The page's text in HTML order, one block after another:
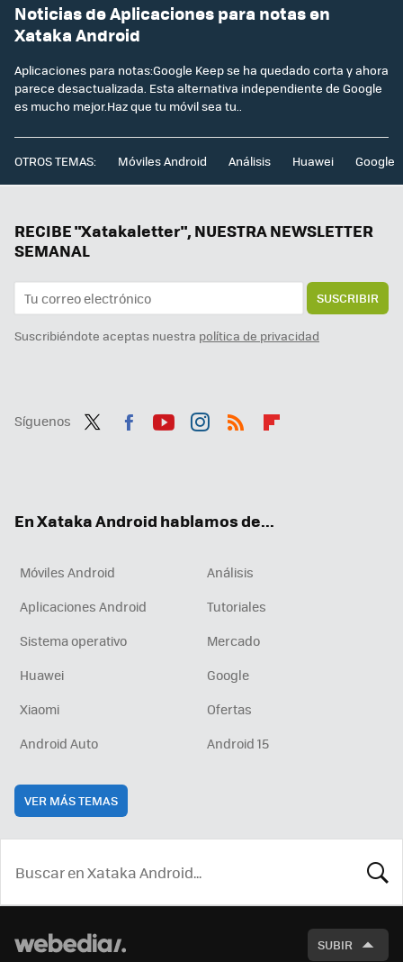
Noticias de Aplicaciones para notas en
Xataka Android
Aplicaciones para notas:Google Keep se ha quedado corta y ahora
parece desactualizada. Esta alternativa independiente de Google
es mucho mejor.Haz que tu móvil sea tu..
OTROS TEMAS: Móviles Android Análisis Huawei Google
RECIBE "Xatakaletter", NUESTRA NEWSLETTER
SEMANAL
SUSCRIBIR
Suscribiéndote aceptas nuestra política de privacidad
Síguenos
En Xataka Android hablamos de...
Móviles Android
Análisis
Aplicaciones Android
Tutoriales
Sistema operativo
Mercado
Huawei
Google
Xiaomi
Ofertas
Android Auto
Android 15
VER MÁS TEMAS
SUBIR